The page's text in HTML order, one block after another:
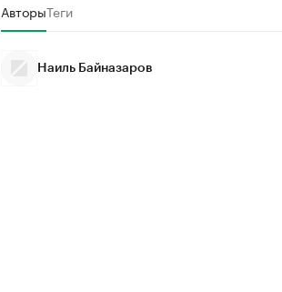
АвторыТеги
Наиль Байназаров